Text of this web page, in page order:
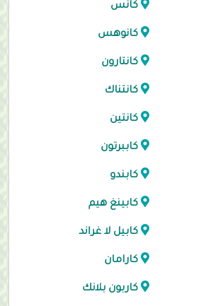
كانس
كانوهس
كانتارون
كانتناك
كانتين
كاببرتون
كابندو
كابينغ هيم
كابيل لا غراند
كارامان
كاربون بلانك